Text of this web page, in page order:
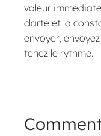
valeur
clarté et la
envoyer,
tenez le rythme.